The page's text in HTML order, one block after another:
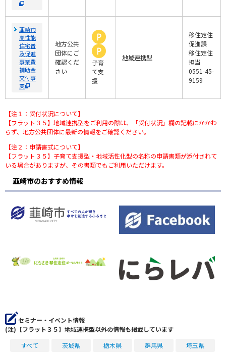
韮崎市
高性能
住宅普
及促進
事業費
補助金
交付事
業
地方公共
団体にご
確認くだ
さい
子育
て支
援
地域連携型
移住定住
促進課
移住定住
担当
0551-45-
9159
【注１：受付状況について】
【フラット３５】地域連携型をご利用の際は、「受付状況」欄の記載にかかわ
らず、地方公共団体に最新の情報をご確認ください。
【注２：申請書式について】
【フラット３５】子育て支援型・地域活性化型の名称の申請書類が添付されて
いる場合がありますが、その書類でもご利用いただけます。
韮崎市のおすすめ情報
セミナー・イベント情報
(注)【フラット３５】地域連携型以外の情報も掲載しています
すべて
茨城県 栃木県 群馬県
埼玉県